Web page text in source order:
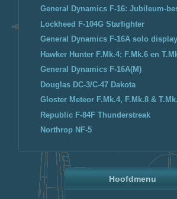
Hoofdmenu
General Dynamics F-16: Jubileum-
Lockheed F-104G Starfighter
General Dynamics F-16A solo
Hawker Hunter F.Mk.4; F.Mk.6 en
General Dynamics F-16A(M)
Douglas DC-3/C-47 Dakota
Gloster Meteor F.Mk.4, F.Mk.8 &
Republic F-84F Thunderstreak
Northrop NF-5